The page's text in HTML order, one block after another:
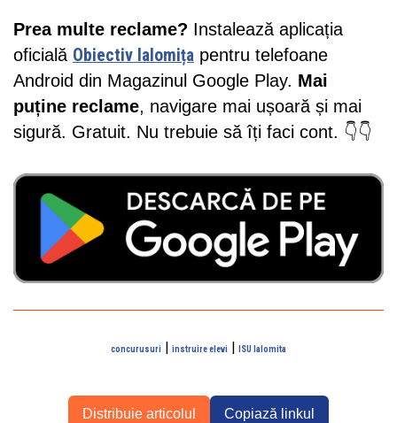
Prea multe reclame? Instalează aplicația
oficială Obiectiv Ialomița pentru telefoane
Android din Magazinul Google Play. Mai
puține reclame, navigare mai ușoară și mai
sigură. Gratuit. Nu trebuie să îți faci cont. 👇👇
concurusuri | instruire elevi | ISU Ialomita
Distribuie articolul Copiază linkul